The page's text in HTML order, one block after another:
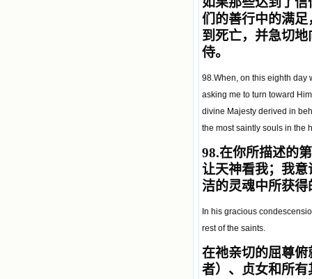
们的善行中的满足
到死亡，并急切
侍。
98.When, on this eighth day
asking me to turn toward
divine Majesty derived in
the most saintly souls in the
98.在你所描述的
让天神看我；我意
洁的灵魂中所获
In his gracious
rest of the saints.
在祂亲切的屈尊
者）、贞女和所